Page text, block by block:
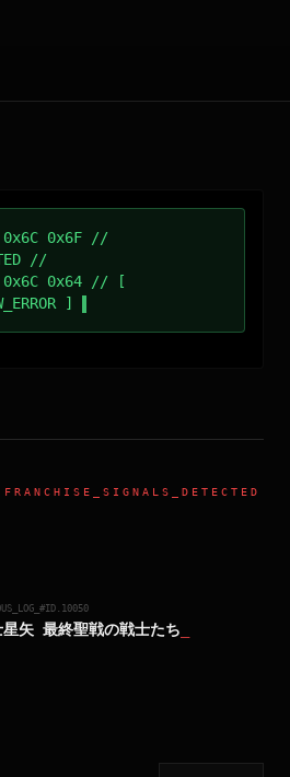
0x6C 0x6F //
//
0x6C 0x64 // [
]
10050
星矢 最終聖戦の戦士たち